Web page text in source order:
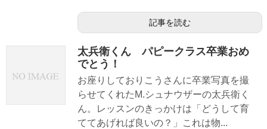
記事を読む
太兵衛くん パピークラス卒業おめ
でとう！
お座りしておりこうさんに卒業写真を撮
らせてくれたM.シュナウザーの太兵衛く
ん。レッスンのきっかけは「どうして育
ててあげれば良いの？」これは物...